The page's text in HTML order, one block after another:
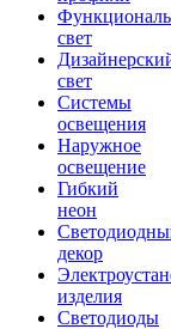
свет
свет
Системы
освещения
Наружное
освещение
Гибкий
неон
декор
изделия
Светодиоды